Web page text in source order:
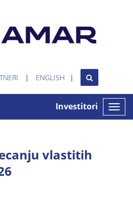
ENGLISH
Toggle
Investitori
vlastitih